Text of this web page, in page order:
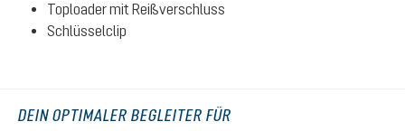
Toploader mit Reißverschluss
Schlüsselclip
DEIN OPTIMALER BEGLEITER FÜR